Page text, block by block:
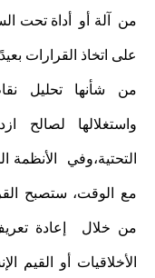
من آلة أو أداة تحت
على اتخاذ القرارات
من شأنها تحليل
واستغلالها لصالح
التحتية،وفي الأنظمة
مع الوقت، ستصبح
من خلال إعادة
الأخلاقيات أو القيم